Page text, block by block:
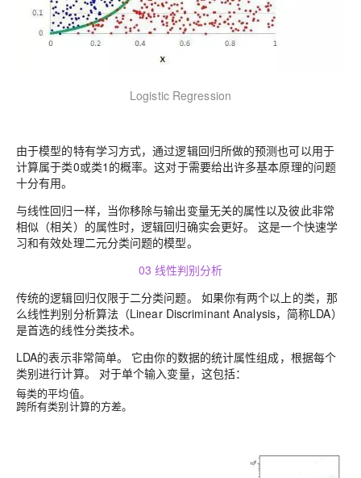
Logistic Regression
由于模型的特有学习方式，通过逻辑回归所做的预测也可以用于
计算属于类0或类1的概率。这对于需要给出许多基本原理的问题
十分有用。
与线性回归一样，当你移除与输出变量无关的属性以及彼此非常
相似（相关）的属性时，逻辑回归确实会更好。 这是一个快速学
习和有效处理二元分类问题的模型。
03 线性判别分析
传统的逻辑回归仅限于二分类问题。 如果你有两个以上的类，那
么线性判别分析算法（Linear Discriminant Analysis，简称LDA）
是首选的线性分类技术。
LDA的表示非常简单。 它由你的数据的统计属性组成，根据每个
类别进行计算。 对于单个输入变量，这包括：
每类的平均值。
跨所有类别计算的方差。